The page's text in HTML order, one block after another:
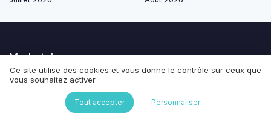
Marketplace
Aménagement des espaces de travail
Management & RH
Ce site utilise des cookies et vous donne le contrôle sur ceux que
vous souhaitez activer
Tout accepter Personnaliser